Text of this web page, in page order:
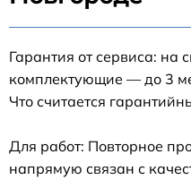
Гарантия от сервиса: на
комплектующие — до 3
Что считается
Для работ: Повторное
напрямую связан с